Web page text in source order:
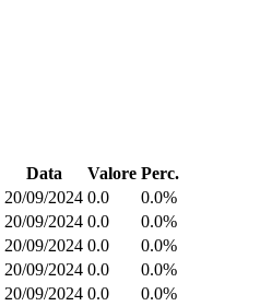
Data Valore Perc.
20/09/2024 0.0
0.0%
20/09/2024 0.0
0.0%
20/09/2024 0.0
0.0%
20/09/2024 0.0
0.0%
20/09/2024 0.0
0.0%